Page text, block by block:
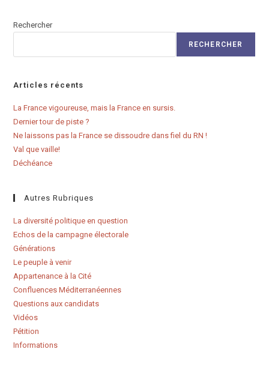
Rechercher
RECHERCHER
Articles récents
La France vigoureuse, mais la France en sursis.
Dernier tour de piste ?
Ne laissons pas la France se dissoudre dans fiel du RN !
Val que vaille!
Déchéance
Autres Rubriques
La diversité politique en question
Echos de la campagne électorale
Générations
Le peuple à venir
Appartenance à la Cité
Confluences Méditerranéennes
Questions aux candidats
Vidéos
Pétition
Informations